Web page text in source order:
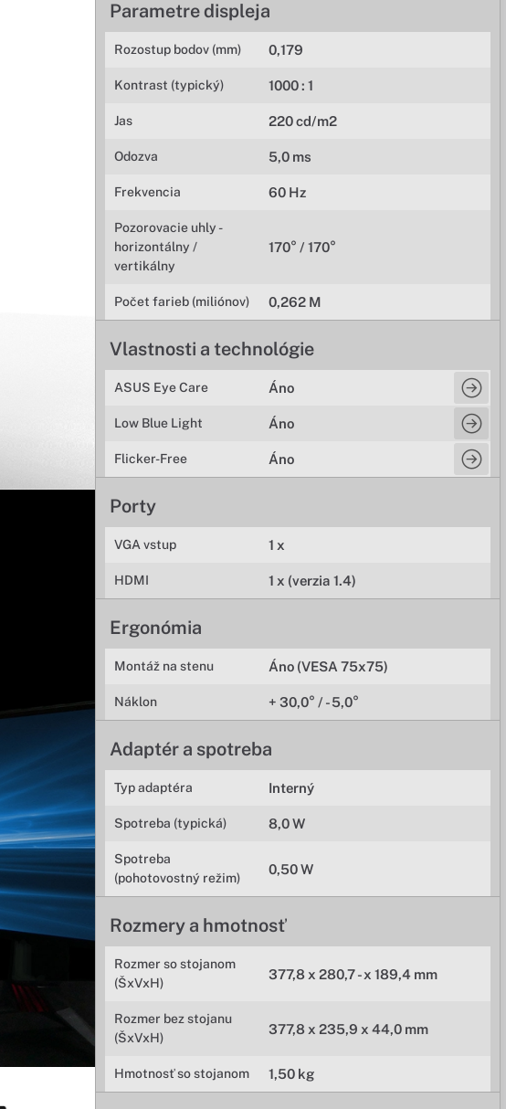
Parametre displeja
Rozostup bodov (mm) 0,179
Kontrast (typický) 1000 : 1
Jas 220 cd/m2
Odozva 5,0 ms
Frekvencia 60 Hz
Pozorovacie uhly -
horizontálny /
vertikálny
170° / 170°
Počet farieb (miliónov) 0,262 M
Vlastnosti a technológie
ASUS Eye Care Áno
Low Blue Light Áno
Flicker-Free Áno
Porty
VGA vstup 1 x
HDMI 1 x (verzia 1.4)
Ergonómia
Montáž na stenu Áno (VESA 75x75)
Náklon + 30,0° / - 5,0°
Adaptér a spotreba
Typ adaptéra Interný
Spotreba (typická) 8,0 W
Spotreba
(pohotovostný režim)
0,50 W
Rozmery a hmotnosť
Rozmer so stojanom
(ŠxVxH)
377,8 x 280,7 - x 189,4 mm
Rozmer bez stojanu
(ŠxVxH)
377,8 x 235,9 x 44,0 mm
Hmotnosť so stojanom 1,50 kg